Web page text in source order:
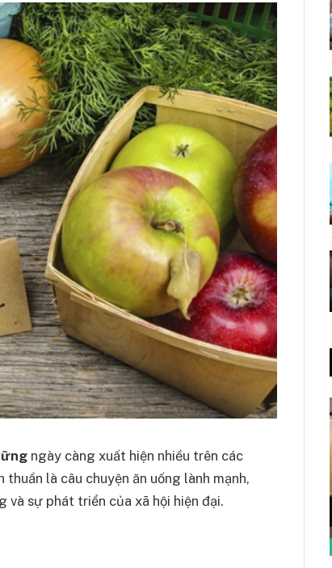
ngày càng xuất hiện nhiều trên các
là câu chuyện ăn uống lành mạnh,
sự phát triển của xã hội hiện đại.